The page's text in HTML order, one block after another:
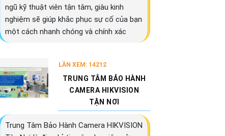
ngũ kỹ thuật viên tận tâm, giàu kinh
nghiệm sẽ giúp khắc phục sự cố của bạn
một cách nhanh chóng và chính xác
LẦN XEM: 14212
TRUNG TÂM BẢO HÀNH
CAMERA HIKVISION
TẬN NƠI
Trung Tâm Bảo Hành Camera HIKVISION